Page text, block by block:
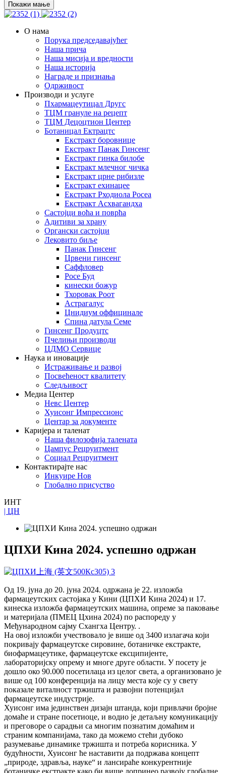
Покажи мање
О нама
Порука председавајућег
Наша прича
Наша мисија и вредности
Наша историја
Награде и признања
Одрживост
Производи и услуге
Пхармацеутицал Другс
ТЦМ грануле на рецепт
ТЦМ Децоцтион Центер
Ботаницал Ектрацтс
Екстракт боровнице
Екстракт Панак Гинсенг
Екстракт гинка билобе
Екстракт млечног чичка
Екстракт црне рибизле
Екстракт ехинацее
Екстракт Рходиола Росеа
Екстракт Асхвагандха
Састојци воћа и поврћа
Адитиви за храну
Органски састојци
Лековито биље
Панак Гинсенг
Црвени гинсенг
Саффловер
Росе Буд
кинески божур
Тхоровак Роот
Астрагалус
Цнидиум оффицинале
Спина датула Семе
Гинсенг Продуцтс
Пчелињи производи
ЦДМО Сервице
Наука и иновације
Истраживање и развој
Посвећеност квалитету
Следљивост
Медиа Центер
Невс Центер
Хуисонг Импрессионс
Центар за документе
Каријера и таленат
Наша филозофија талената
Цампус Рецруитмент
Социал Рецруитмент
Контактирајте нас
Инкуире Нов
Глобално присуство
ИНТ
| ЦН
ЦПХИ Кина 2024. успешно одржан
Од 19. јуна до 20. јуна 2024. одржана је 22. изложба
фармацеутских састојака у Кини (ЦПХИ Кина 2024) и 17.
кинеска изложба фармацеутских машина, опреме за паковање
и материјала (ПМЕЦ Цхина 2024) по распореду у
Међународном сајму Схангха Центру. .
На овој изложби учествовало је више од 3400 излагача који
покривају фармацеутске сировине, ботаничке екстракте,
биофармацеутике, фармацеутске ексципијенте,
лабораторијску опрему и многе друге области. У посету је
дошло око 90.000 посетилаца из целог света, а организовано је
више од 100 конференција на лицу места које су у свету
показале виталност тржишта и развојни потенцијал
фармацеутске индустрије.
Хуисонг има јединствен дизајн штанда, који привлачи бројне
домаће и стране посетиоце, и водио је детаљну комуникацију
и преговоре о сарадњи са многим познатим домаћим и
страним компанијама, тако да можемо стећи дубоко
разумевање динамике тржишта и потреба корисника. У
будућности, Хуисонг ће наставити да подржава концепт
„природе, здравља, науке“ и лансираће конкурентније